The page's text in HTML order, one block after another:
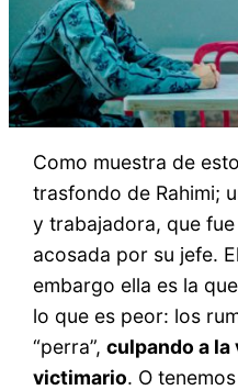
Como muestra de
trasfondo de Rahimi;
y trabajadora, que
acosada por su jefe.
embargo ella es la
lo que es peor: los
“perra”,culpando a la
victimario. O